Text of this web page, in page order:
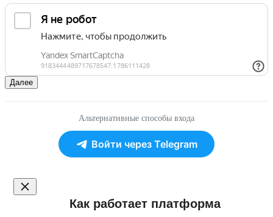
Далее
Альтернативные способы входа
Войти через Telegram
Как работает платформа